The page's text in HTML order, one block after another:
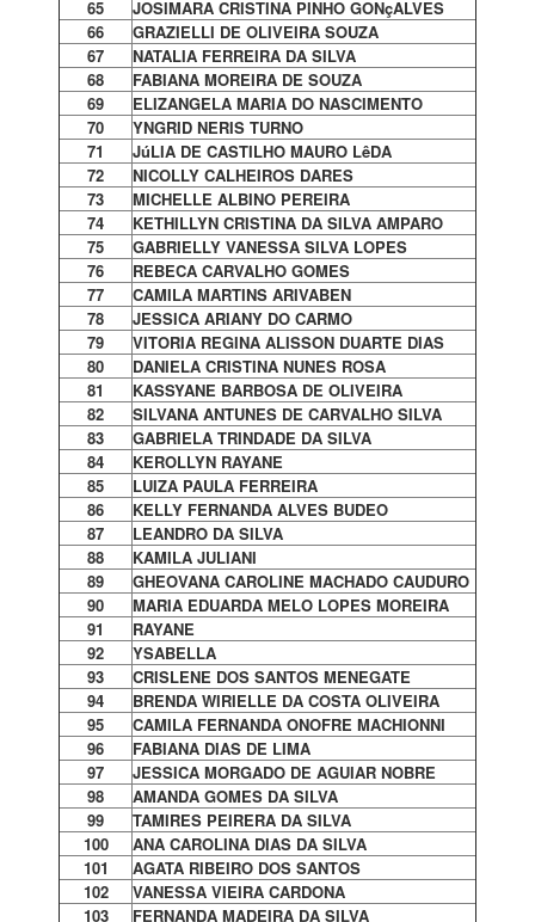
65
JOSIMARA CRISTINA PINHO GONçALVES
66
GRAZIELLI DE OLIVEIRA SOUZA
67
NATALIA FERREIRA DA SILVA
68
FABIANA MOREIRA DE SOUZA
69
ELIZANGELA MARIA DO NASCIMENTO
70
YNGRID NERIS TURNO
71
JúLIA DE CASTILHO MAURO LêDA
72
NICOLLY CALHEIROS DARES
73
MICHELLE ALBINO PEREIRA
74
KETHILLYN CRISTINA DA SILVA AMPARO
75
GABRIELLY VANESSA SILVA LOPES
76
REBECA CARVALHO GOMES
77
CAMILA MARTINS ARIVABEN
78
JESSICA ARIANY DO CARMO
79
VITORIA REGINA ALISSON DUARTE DIAS
80
DANIELA CRISTINA NUNES ROSA
81
KASSYANE BARBOSA DE OLIVEIRA
82
SILVANA ANTUNES DE CARVALHO SILVA
83
GABRIELA TRINDADE DA SILVA
84
KEROLLYN RAYANE
85
LUIZA PAULA FERREIRA
86
KELLY FERNANDA ALVES BUDEO
87
LEANDRO DA SILVA
88
KAMILA JULIANI
89
GHEOVANA CAROLINE MACHADO CAUDURO
90
MARIA EDUARDA MELO LOPES MOREIRA
91
RAYANE
92
YSABELLA
93
CRISLENE DOS SANTOS MENEGATE
94
BRENDA WIRIELLE DA COSTA OLIVEIRA
95
CAMILA FERNANDA ONOFRE MACHIONNI
96
FABIANA DIAS DE LIMA
97
JESSICA MORGADO DE AGUIAR NOBRE
98
AMANDA GOMES DA SILVA
99
TAMIRES PEIRERA DA SILVA
100
ANA CAROLINA DIAS DA SILVA
101
AGATA RIBEIRO DOS SANTOS
102
VANESSA VIEIRA CARDONA
103
FERNANDA MADEIRA DA SILVA